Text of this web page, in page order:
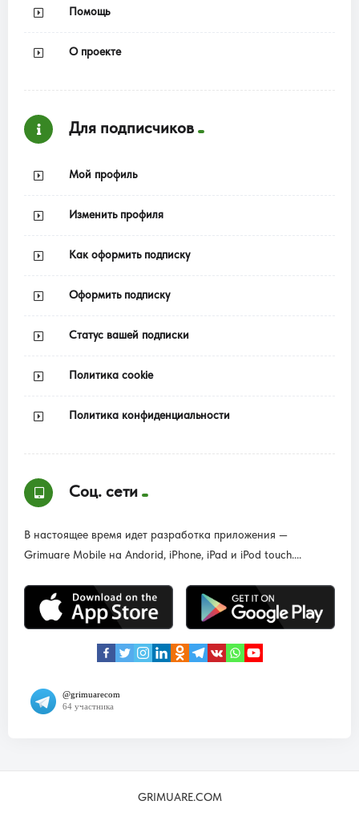
Помощь
О проекте
Для подписчиков
Мой профиль
Изменить профиля
Как оформить подписку
Оформить подписку
Статус вашей подписки
Политика cookie
Политика конфиденциальности
Соц. сети
В настоящее время идет разработка приложения —
Grimuare Mobile на Andorid, iPhone, iPad и iPod touch....
GRIMUARE.COM